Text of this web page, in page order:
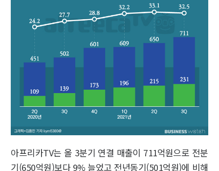
아프리카TV는 올 3분기 연결 매출이 711억원으로 전분
기(650억원)보다 9% 늘었고 전년동기(501억원)에 비해